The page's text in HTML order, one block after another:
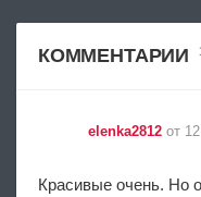
КОММЕНТАРИИ
elenka2812 от
Красивые очень. Но